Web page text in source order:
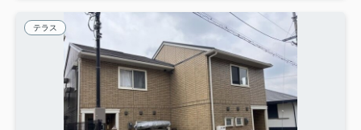
テラス